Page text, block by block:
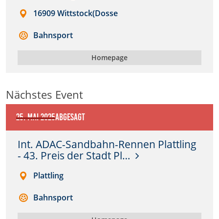
16909 Wittstock(Dosse
Bahnsport
Homepage
Nächstes Event
25. Mai 2025Abgesagt
Int. ADAC-Sandbahn-Rennen Plattling
- 43. Preis der Stadt Pl…
Plattling
Bahnsport
Anbieter:
Dieser Cookie speichert Informationen zu
Cookie Laufzeit:
24 Stunden
Name:
cookie_consent
Anbieter: